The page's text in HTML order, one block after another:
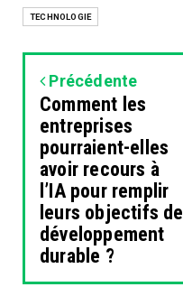
TECHNOLOGIE
Précédente
Comment les
entreprises
pourraient-elles
avoir recours à
l’IA pour remplir
leurs objectifs de
développement
durable ?